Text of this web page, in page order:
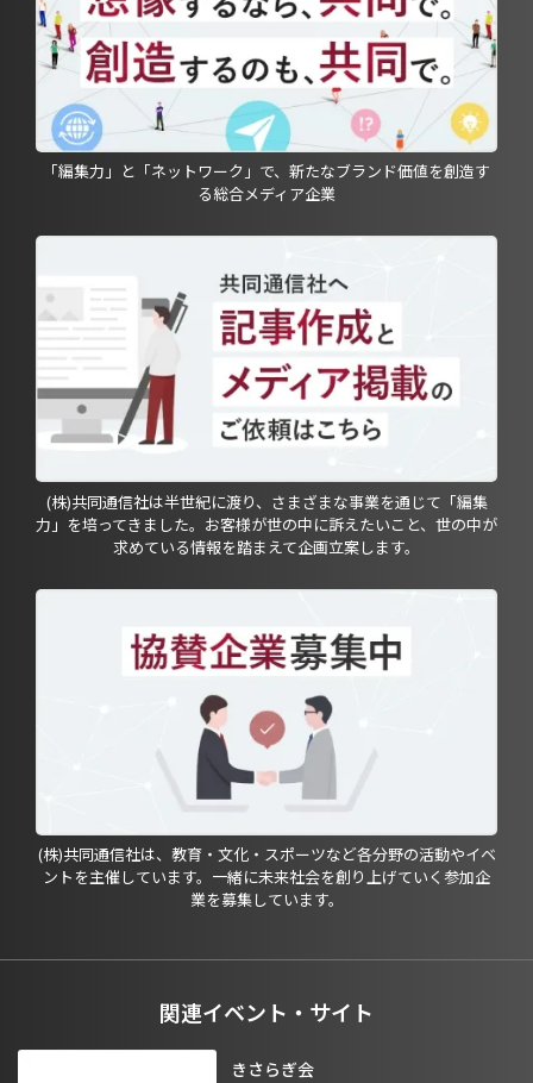
「編集力」と「ネットワーク」で、新たなブランド価値を創造す
る総合メディア企業
(株)共同通信社は半世紀に渡り、さまざまな事業を通じて「編集
力」を培ってきました。お客様が世の中に訴えたいこと、世の中が
求めている情報を踏まえて企画立案します。
(株)共同通信社は、教育・文化・スポーツなど各分野の活動やイベ
ントを主催しています。一緒に未来社会を創り上げていく参加企
業を募集しています。
関連イベント・サイト
きさらぎ会